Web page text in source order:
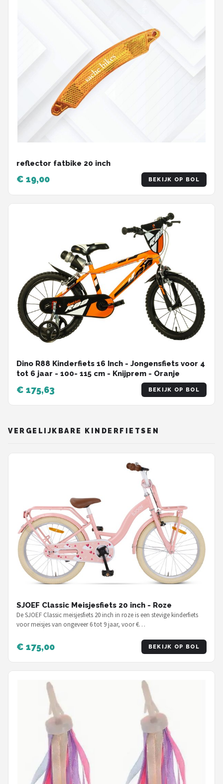
reflector fatbike 20 inch
€ 19,00 BEKIJK OP BOL
Dino R88 Kinderfiets 16 Inch - Jongensfiets voor 4
tot 6 jaar - 100- 115 cm - Knijprem - Oranje
€ 175,63 BEKIJK OP BOL
VERGELIJKBARE KINDERFIETSEN
SJOEF Classic Meisjesfiets 20 inch - Roze
De SJOEF Classic meisjesfiets 20 inch in roze is een stevige kinderfiets
voor meisjes van ongeveer 6 tot 9 jaar, voor €…
€ 175,00 BEKIJK OP BOL